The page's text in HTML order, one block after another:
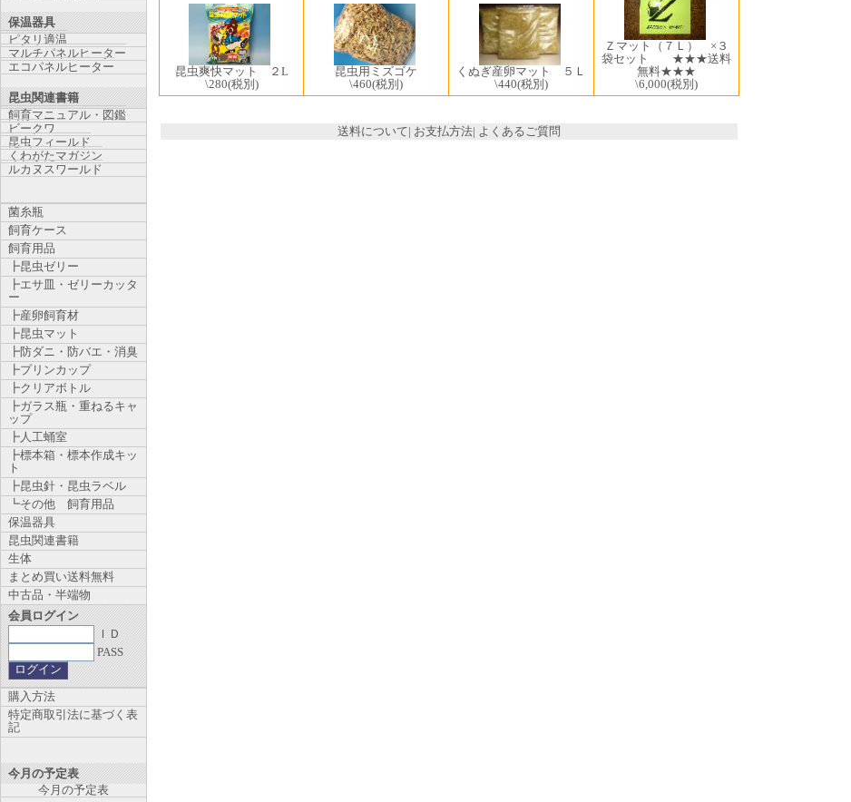
昆虫爽快マット ２L
\280(税別)
昆虫用ミズゴケ
\460(税別)
くぬぎ産卵マット ５Ｌ
\440(税別)
Ｚマット（７Ｌ） ×３
袋セット ★★★送料
無料★★★
\6,000(税別)
送料について| お支払方法| よくあるご質問
保温器具
ピタリ適温
マルチパネルヒーター
エコパネルヒーター
昆虫関連書籍
飼育マニュアル・図鑑
ビークワ
昆虫フィールド
くわがたマガジン
ルカヌスワールド
菌糸瓶
飼育ケース
飼育用品
┣昆虫ゼリー
┣エサ皿・ゼリーカッタ
ー
┣産卵飼育材
┣昆虫マット
┣防ダニ・防バエ・消臭
┣プリンカップ
┣クリアボトル
┣ガラス瓶・重ねるキャ
ップ
┣人工蛹室
┣標本箱・標本作成キッ
ト
┣昆虫針・昆虫ラベル
┗その他 飼育用品
保温器具
昆虫関連書籍
生体
まとめ買い送料無料
中古品・半端物
会員ログイン
ＩＤ
PASS
購入方法
特定商取引法に基づく表
記
今月の予定表
今月の予定表